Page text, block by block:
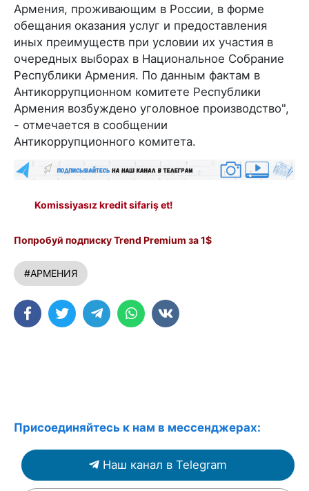
Армения, проживающим в России, в форме
обещания оказания услуг и предоставления
иных преимуществ при условии их участия в
очередных выборах в Национальное Собрание
Республики Армения. По данным фактам в
Антикоррупционном комитете Республики
Армения возбуждено уголовное производство",
- отмечается в сообщении
Антикоррупционного комитета.
Komissiyasız kredit sifariş et!
Попробуй подписку Trend Premium за 1$
#АРМЕНИЯ
Присоединяйтесь к нам в мессенджерах:
Наш канал в Telegram